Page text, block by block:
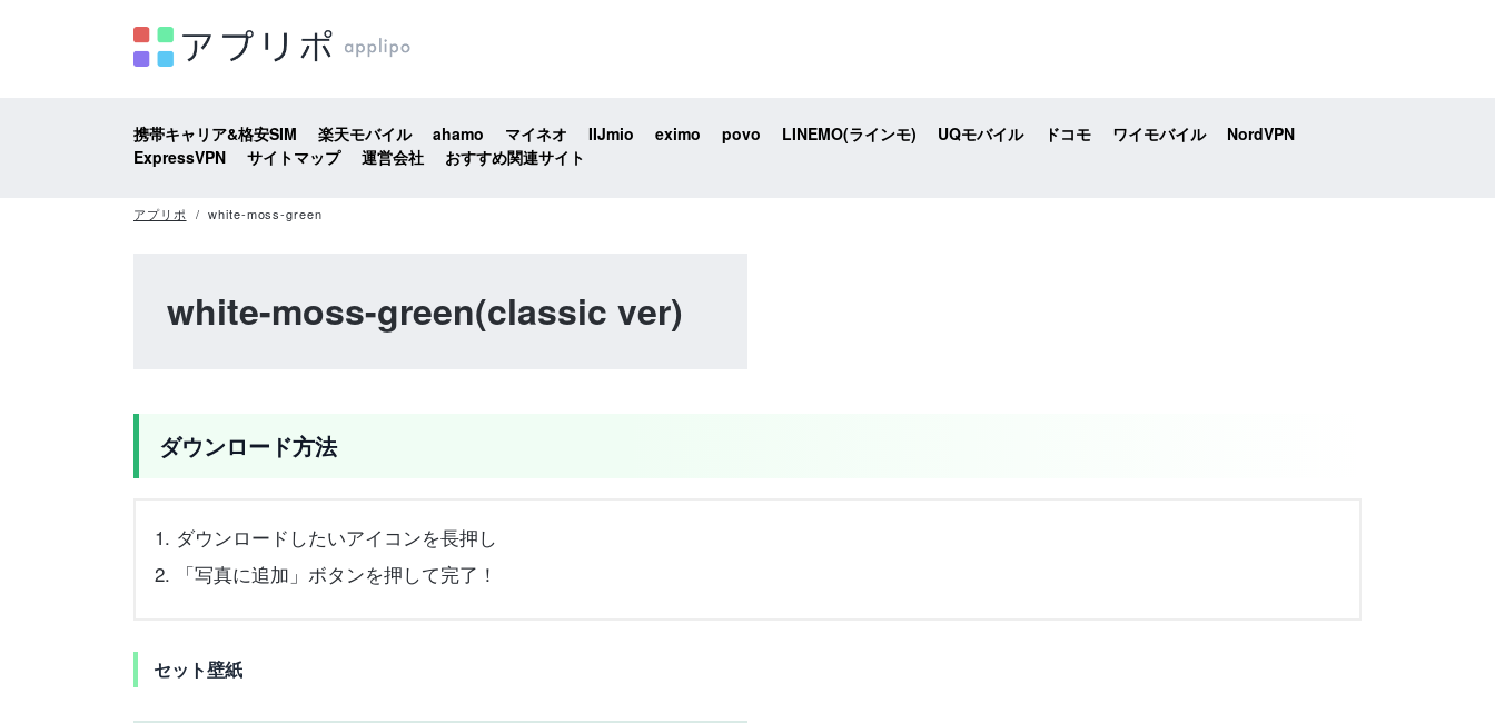
携帯キャリア&格安SIM 楽天モバイル ahamo マイネオ IIJmio eximo povo LINEMO(ラインモ) UQモバイル ドコモ ワイモバイル
NordVPN
ExpressVPN
サイトマップ 運営会社 おすすめ関連サイト
アプリポ white-moss-green
white-moss-green(classic ver)
ダウンロード方法
ダウンロードしたいアイコンを長押し
「写真に追加」ボタンを押して完了！
セット壁紙